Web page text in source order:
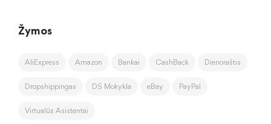
Žymos
AliExpress Amazon Bankai CashBack Dienoraštis
Dropshippingas DS Mokykla eBay PayPal
Virtualūs Asistentai